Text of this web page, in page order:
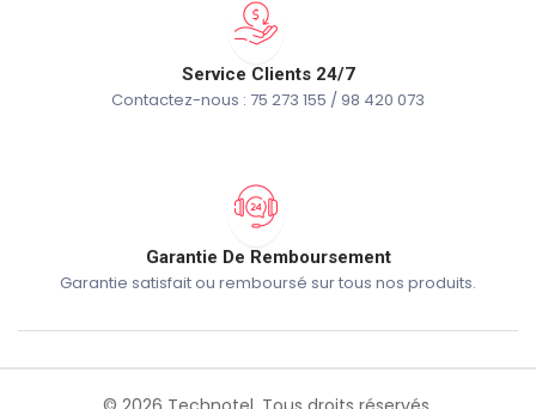
Service Clients 24/7
Contactez-nous : 75 273 155 / 98 420 073
Garantie De Remboursement
Garantie satisfait ou remboursé sur tous nos produits.